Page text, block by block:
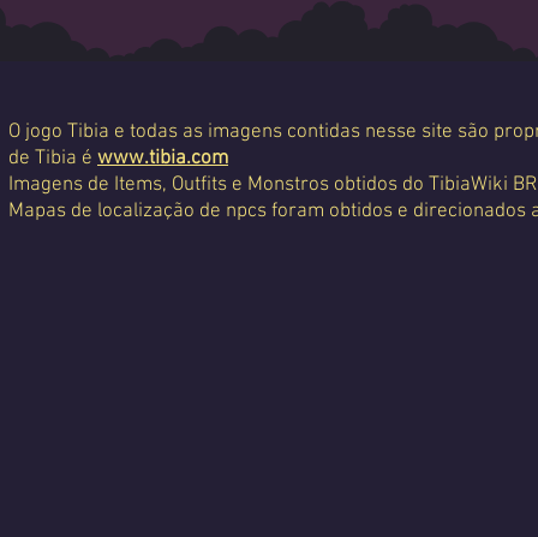
O jogo Tibia e todas as imagens contidas nesse site são
de Tibia é www.tibia.com
Imagens de Items, Outfits e Monstros obtidos do TibiaWiki
Mapas de localização de npcs foram obtidos e direcionados